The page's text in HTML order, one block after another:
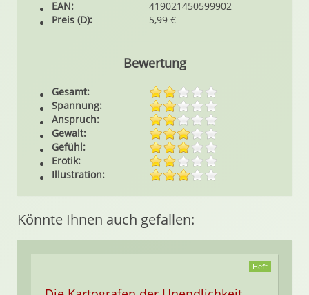
EAN:
419021450599902
Preis (D):
5,99 €
Bewertung
Gesamt:
Spannung:
Anspruch:
Gewalt:
Gefühl:
Erotik:
Illustration:
Könnte Ihnen auch gefallen:
Heft